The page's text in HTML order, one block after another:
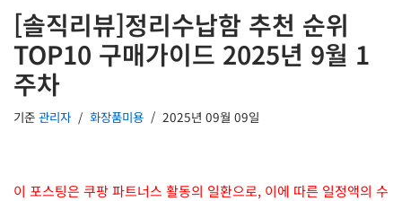
[솔직리뷰]정리수납함 추천 순위
TOP10 구매가이드 2025년 9월 1
주차
기준 관리자 화장품미용 2025년 09월 09일
이 포스팅은 쿠팡 파트너스 활동의 일환으로, 이에 따른 일정액의 수